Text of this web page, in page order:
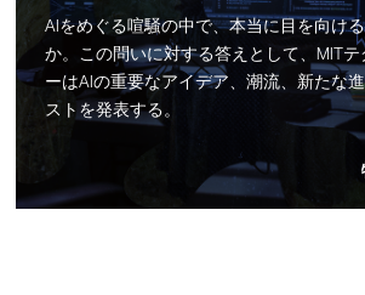
AIをめぐる喧騒の中で、本当に目を向け
か。この問いに対する答えとして、MIT
ーはAIの重要なアイデア、潮流、新たな
ストを発表する。